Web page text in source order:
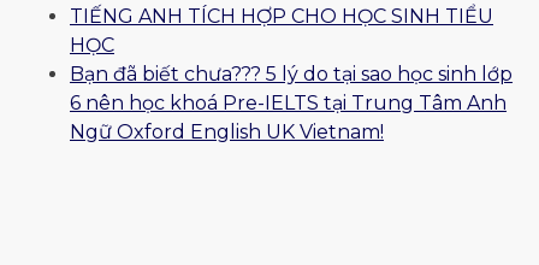
TIẾNG ANH TÍCH HỢP CHO HỌC SINH TIỂU
HỌC
Bạn đã biết chưa??? 5 lý do tại sao học sinh lớp
6 nên học khoá Pre-IELTS tại Trung Tâm Anh
Ngữ Oxford English UK Vietnam!